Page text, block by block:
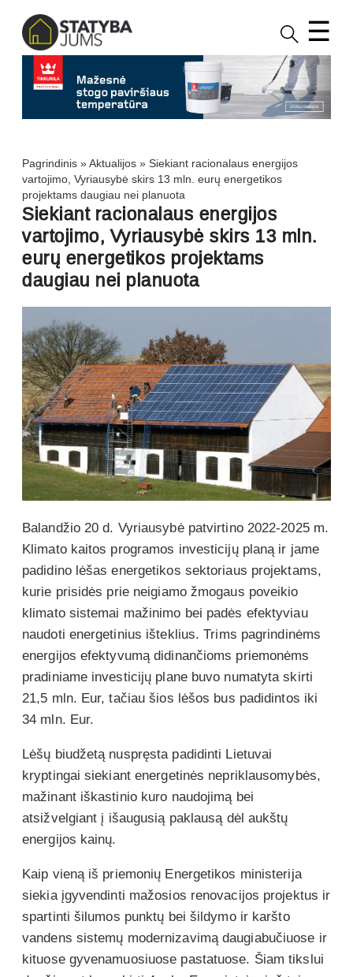
☰
Pagrindinis »Aktualijos » Siekiant racionalaus energijos
vartojimo, Vyriausybė skirs 13 mln. eurų energetikos
projektams daugiau nei planuota
Siekiant racionalaus energijos
vartojimo, Vyriausybė skirs 13 mln.
eurų energetikos projektams
daugiau nei planuota
Balandžio 20 d. Vyriausybė patvirtino 2022-2025 m.
Klimato kaitos programos investicijų planą ir jame
padidino lėšas energetikos sektoriaus projektams,
kurie prisidės prie neigiamo žmogaus poveikio
klimato sistemai mažinimo bei padės efektyviau
naudoti energetinius išteklius. Trims pagrindinėms
energijos efektyvumą didinančioms priemonėms
pradiniame investicijų plane buvo numatyta skirti
21,5 mln. Eur, tačiau šios lėšos bus padidintos iki
34 mln. Eur.
Lėšų biudžetą nuspręsta padidinti Lietuvai
kryptingai siekiant energetinės nepriklausomybės,
mažinant iškastinio kuro naudojimą bei
atsižvelgiant į išaugusią paklausą dėl aukštų
energijos kainų.
Kaip vieną iš priemonių Energetikos ministerija
siekia įgyvendinti mažosios renovacijos projektus ir
spartinti šilumos punktų bei šildymo ir karšto
vandens sistemų modernizavimą daugiabučiuose ir
kituose gyvenamuosiuose pastatuose. Šiam tikslui